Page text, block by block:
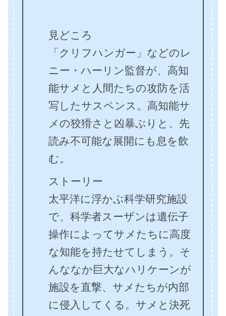
見どころ
「クリフハンガー」などのレ
ニー・ハーリン監督が、高知
能サメと人間たちの攻防を活
写したサスペンス。高知能サ
メの狡猾さと凶暴ぶりと、先
読み不可能な展開にも息を飲
む。
ストーリー
太平洋に浮かぶ科学研究施設
で、科学者スーザンは遺伝子
操作によってサメたちに高度
な知能を持たせてしまう。そ
んななか巨大なハリケーンが
施設を直撃、サメたちが内部
に侵入してくる。サメと決死